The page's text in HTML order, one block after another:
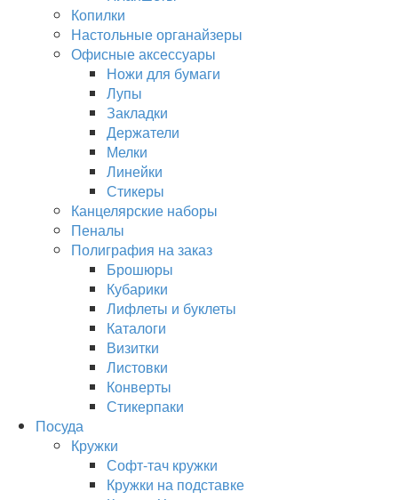
Копилки
Настольные органайзеры
Офисные аксессуары
Ножи для бумаги
Лупы
Закладки
Держатели
Мелки
Линейки
Стикеры
Канцелярские наборы
Пеналы
Полиграфия на заказ
Брошюры
Кубарики
Лифлеты и буклеты
Каталоги
Визитки
Листовки
Конверты
Стикерпаки
Посуда
Кружки
Софт-тач кружки
Кружки на подставке